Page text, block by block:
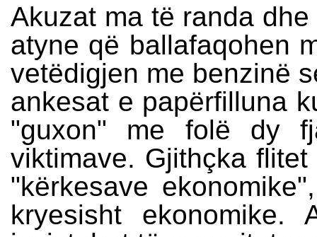
Akuzat ma të randa
atyne që ballafaqohen
vetëdigjen me benzinë
ankesat e papërfilluna
"guxon" me folë dy
viktimave. Gjithçka
"kërkesave
kryesisht ekonomike.